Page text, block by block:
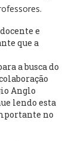
e
que a
a busca do
Anglo
lendo esta
no